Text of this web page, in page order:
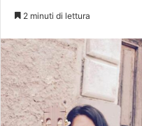
2 minuti di lettura